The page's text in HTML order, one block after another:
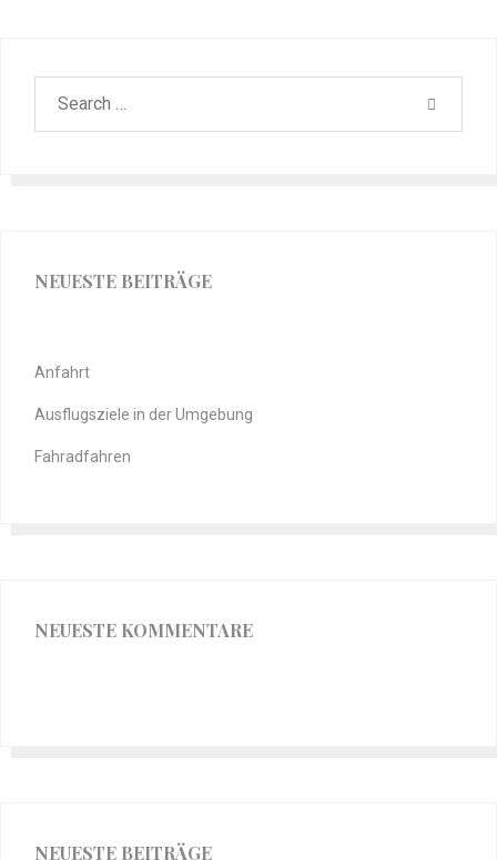
NEUESTE BEITRÄGE
Anfahrt
Ausflugsziele in der Umgebung
Fahradfahren
NEUESTE KOMMENTARE
NEUESTE BEITRÄGE